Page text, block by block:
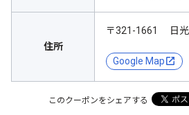
住所
〒321-1661 日
Google Map
このクーポンをシェアする